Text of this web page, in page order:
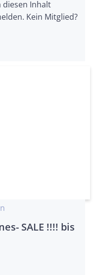
diesen Inhalt
Kein Mitglied?
SALE !!!! bis